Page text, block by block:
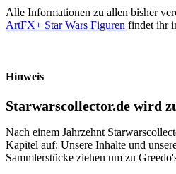
Alle Informationen zu allen bisher
ArtFX+ Star Wars Figuren findet ihr
Hinweis
Starwarscollector.de wird
Nach einem Jahrzehnt
Kapitel auf: Unsere Inhalte und
Sammlerstücke ziehen um zu